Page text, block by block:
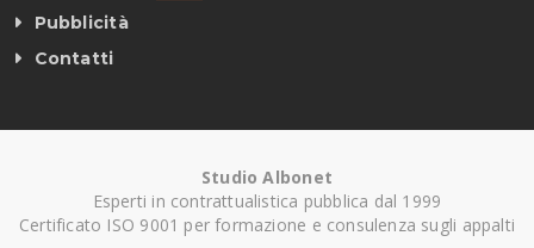
Pubblicità
Contatti
Studio Albonet
Esperti in contrattualistica pubblica dal 1999
Certificato ISO 9001 per formazione e consulenza sugli appalti